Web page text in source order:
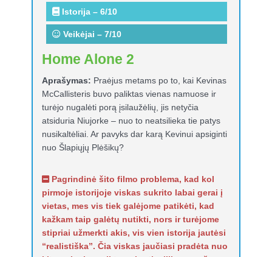
Istorija – 6/10
Veikėjai – 7/10
Home Alone 2
Aprašymas: Praėjus metams po to, kai Kevinas
McCallisteris buvo paliktas vienas namuose ir
turėjo nugalėti porą įsilaužėlių, jis netyčia
atsiduria Niujorke – nuo ​​to neatsilieka tie patys
nusikaltėliai. Ar pavyks dar karą Kevinui apsiginti
nuo Šlapiųjų Plėšikų?
Pagrindinė šito filmo problema, kad kol
pirmoje istorijoje viskas sukrito labai gerai į
vietas, mes vis tiek galėjome patikėti, kad
kažkam taip galėtų nutikti, nors ir turėjome
stipriai užmerkti akis, vis vien istorija jautėsi
“realistiška”. Čia viskas jaučiasi pradėta nuo